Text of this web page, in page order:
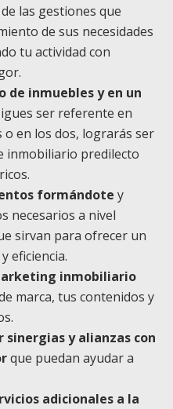
las gestiones que
de sus necesidades
tu actividad con
de inmuebles y en un
ser referente en
en los dos, lograrás ser
inmobiliario predilecto
formándote y
necesarios a nivel
sirvan para ofrecer un
eficiencia.
inmobiliario
marca, tus contenidos y
y alianzas con
que puedan ayudar a
adicionales a la